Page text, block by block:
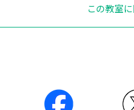
この教室